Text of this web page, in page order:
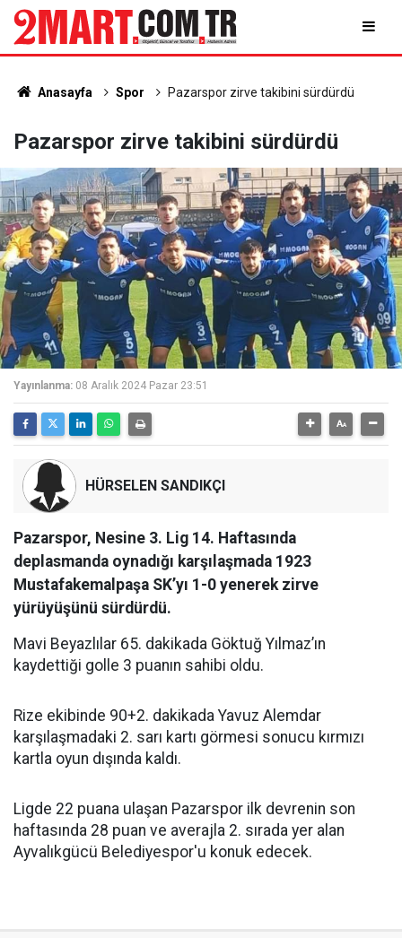
Anasayfa Spor Pazarspor zirve takibini sürdürdü
Pazarspor zirve takibini sürdürdü
Yayınlanma: 08 Aralık 2024 Pazar 23:51
HÜRSELEN SANDIKÇI
Pazarspor, Nesine 3. Lig 14. Haftasında
deplasmanda oynadığı karşılaşmada 1923
Mustafakemalpaşa SK’yı 1-0 yenerek zirve
yürüyüşünü sürdürdü.
Mavi Beyazlılar 65. dakikada Göktuğ Yılmaz’ın
kaydettiği golle 3 puanın sahibi oldu.
Rize ekibinde 90+2. dakikada Yavuz Alemdar
karşılaşmadaki 2. sarı kartı görmesi sonucu kırmızı
kartla oyun dışında kaldı.
Ligde 22 puana ulaşan Pazarspor ilk devrenin son
haftasında 28 puan ve averajla 2. sırada yer alan
Ayvalıkgücü Belediyespor'u konuk edecek.